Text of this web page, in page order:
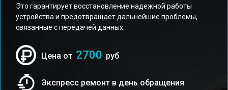
Это гарантирует восстановление надежной работы
устройства и предотвращает дальнейшие проблемы,
связанные с передачей данных.
Цена от 2700 руб
Экспресс ремонт в день обращения